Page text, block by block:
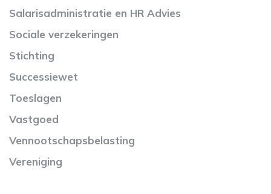
Salarisadministratie en HR Advies
Sociale verzekeringen
Stichting
Successiewet
Toeslagen
Vastgoed
Vennootschapsbelasting
Vereniging